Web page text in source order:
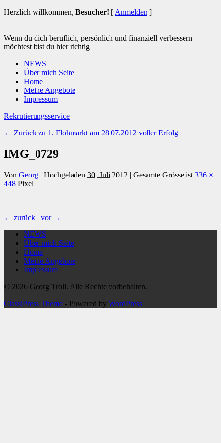
Herzlich willkommen, Besucher! [ Anmelden ]
Wenn du dich beruflich, persönlich und finanziell verbessern
möchtest bist du hier richtig
NEWS
Über mich Seite
Home
Meine Angebote
Impressum
Rekrutierungsservice
← Zurück zu 1. Flohmarkt am 28.07.2012 voller Erfolg
IMG_0729
Von Georg | Hochgeladen 30. Juli 2012 | Gesamte Grösse ist 336 ×
448 Pixel
← zurück
vor →
NEWS
Über mich Seite
Home
Meine Angebote
Impressum
© 2026 Georg Troll. Alle Rechte vorbehalten.
ClassiPress Theme - Powered by WordPress